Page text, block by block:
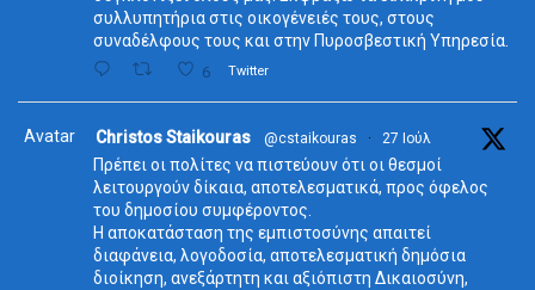
συλλυπητήρια στις οικογένειές τους, στους
συναδέλφους τους και στην Πυροσβεστική Υπηρεσία.
6 Twitter
Avatar Christos Staikouras @cstaikouras · 27 Ιούλ
Πρέπει οι πολίτες να πιστεύουν ότι οι θεσμοί
λειτουργούν δίκαια, αποτελεσματικά, προς όφελος
του δημοσίου συμφέροντος.
Η αποκατάσταση της εμπιστοσύνης απαιτεί
διαφάνεια, λογοδοσία, αποτελεσματική δημόσια
διοίκηση, ανεξάρτητη και αξιόπιστη Δικαιοσύνη,